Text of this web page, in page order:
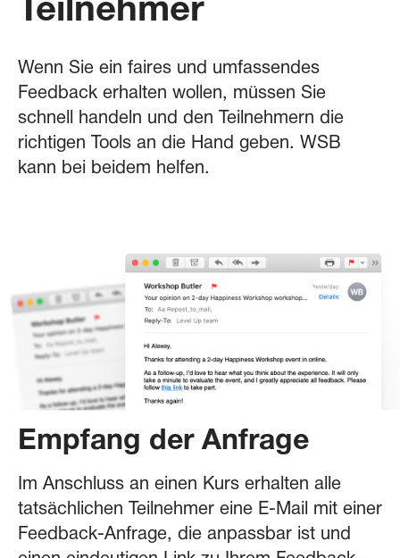
Teilnehmer
Wenn Sie ein faires und umfassendes
Feedback erhalten wollen, müssen Sie
schnell handeln und den Teilnehmern die
richtigen Tools an die Hand geben. WSB
kann bei beidem helfen.
Empfang der Anfrage
Im Anschluss an einen Kurs erhalten alle
tatsächlichen Teilnehmer eine E-Mail mit einer
Feedback-Anfrage, die anpassbar ist und